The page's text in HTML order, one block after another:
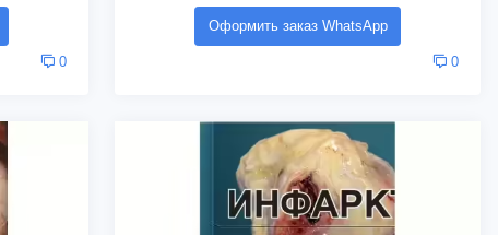
0
Оформить заказ WhatsApp
0